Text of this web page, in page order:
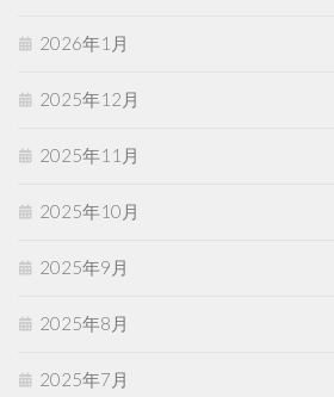
2026年1月
2025年12月
2025年11月
2025年10月
2025年9月
2025年8月
2025年7月